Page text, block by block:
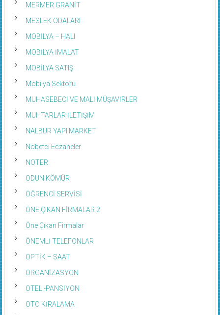
MERMER GRANİT
MESLEK ODALARI
MOBİLYA – HALI
MOBİLYA İMALAT
MOBİLYA SATIŞ
Mobilya Sektörü
MUHASEBECİ VE MALİ MÜŞAVİRLER
MUHTARLAR İLETİŞİM
NALBUR YAPI MARKET
Nöbetci Eczaneler
NOTER
ODUN KÖMÜR
ÖĞRENCİ SERVİSİ
ÖNE ÇIKAN FİRMALAR 2
Öne Çıkan Firmalar
ÖNEMLİ TELEFONLAR
OPTİK – SAAT
ORGANİZASYON
OTEL -PANSİYON
OTO KİRALAMA